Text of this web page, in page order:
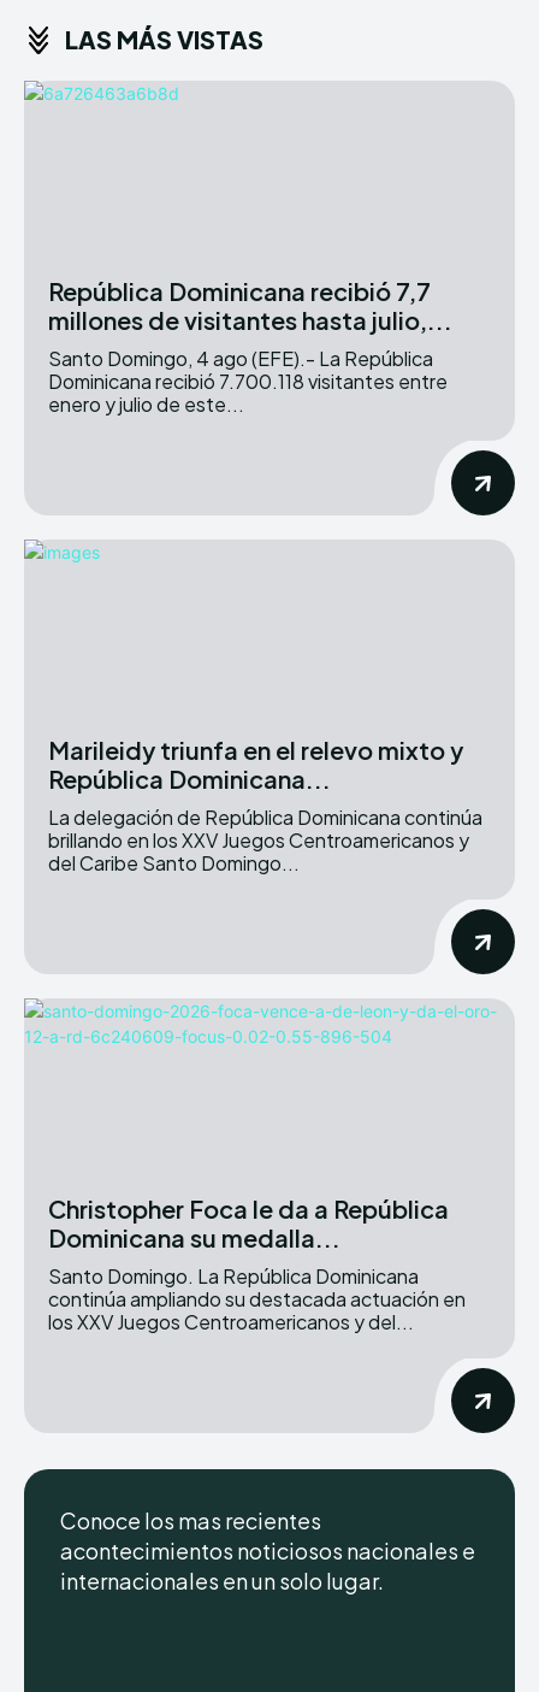
LAS MÁS VISTAS
República Dominicana recibió 7,7
millones de visitantes hasta julio,...
Santo Domingo, 4 ago (EFE).- La República
Dominicana recibió 7.700.118 visitantes entre
enero y julio de este...
Marileidy triunfa en el relevo mixto y
República Dominicana...
La delegación de República Dominicana continúa
brillando en los XXV Juegos Centroamericanos y
del Caribe Santo Domingo...
Christopher Foca le da a República
Dominicana su medalla...
Santo Domingo. La República Dominicana
continúa ampliando su destacada actuación en
los XXV Juegos Centroamericanos y del...
Conoce los mas recientes
acontecimientos noticiosos nacionales e
internacionales en un solo lugar.